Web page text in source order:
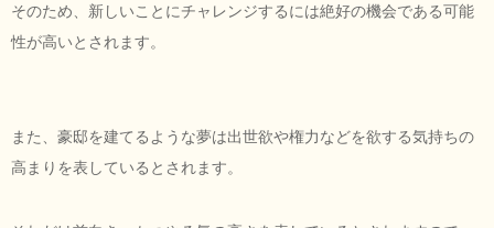
そのため、新しいことにチャレンジするには絶好の機会である可能
性が高いとされます。
また、豪邸を建てるような夢は出世欲や権力などを欲する気持ちの
高まりを表しているとされます。